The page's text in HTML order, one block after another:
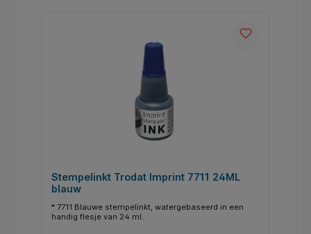
Stempelinkt Trodat Imprint 7711 24ML
blauw
* 7711 Blauwe stempelinkt, watergebaseerd in een
handig flesje van 24 ml.